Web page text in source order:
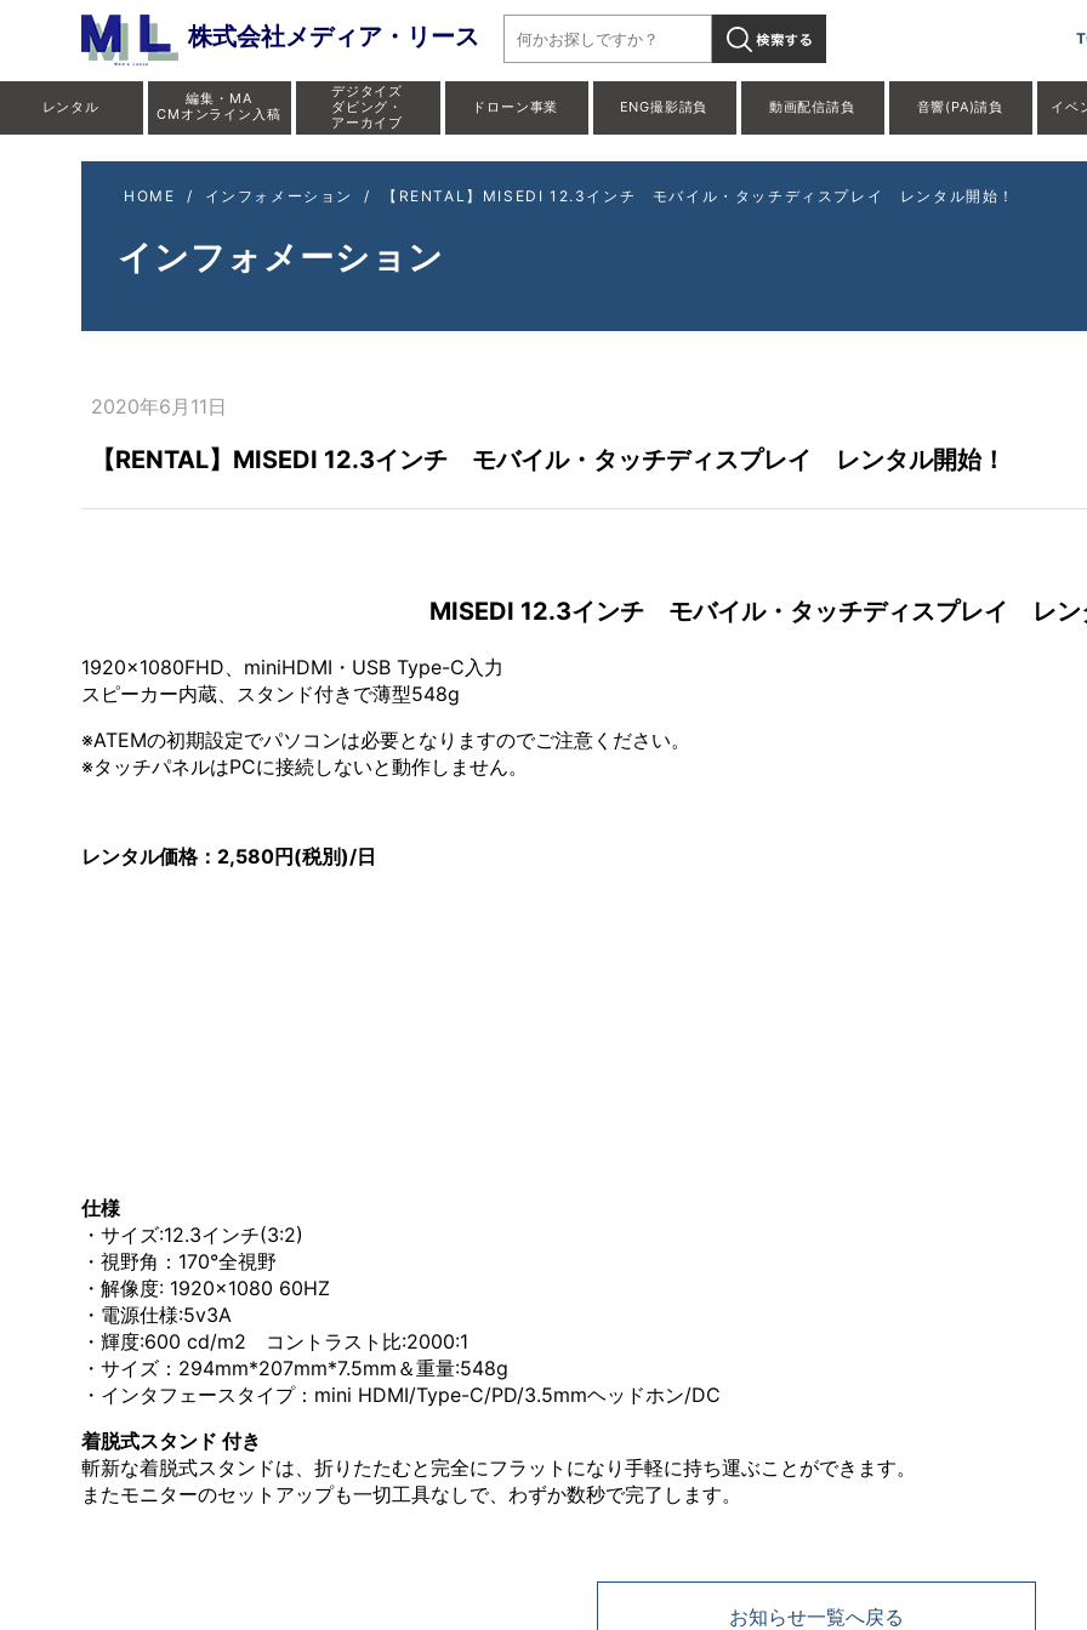
株式会社メディア・リース
レンタル
編集・MA
CMオンライン入稿
デジタイズ
ダビング・
アーカイブ
ドローン事業 ENG撮影請負 動画配信請負 音響(PA)請負 イベ
HOME / インフォメーション / 【RENTAL】MISEDI 12.3インチ モバイル・タッチディスプレイ レンタル開始！
インフォメーション
2020年6月11日
【RENTAL】MISEDI 12.3インチ モバイル・タッチディスプレイ レンタル開始！
MISEDI 12.3インチ モバイル・タッチディスプレイ レン
1920x1080FHD、miniHDMI・USB Type-C入力
スピーカー内蔵、スタンド付きで薄型548g
※ATEMの初期設定でパソコンは必要となりますのでご注意ください。
※タッチパネルはPCに接続しないと動作しません。
レンタル価格：2,580円(税別)/日
仕様
・サイズ:12.3インチ(3:2)
・視野角：170°全視野
・解像度: 1920×1080 60HZ
・電源仕様:5v3A
・輝度:600 cd/m2 コントラスト比:2000:1
・サイズ：294mm*207mm*7.5mm＆重量:548g
・インタフェースタイプ：mini HDMI/Type-C/PD/3.5mmヘッドホン/DC
着脱式スタンド 付き
斬新な着脱式スタンドは、折りたたむと完全にフラットになり手軽に持ち運ぶことができます。
またモニターのセットアップも一切工具なしで、わずか数秒で完了します。
お知らせ一覧へ戻る